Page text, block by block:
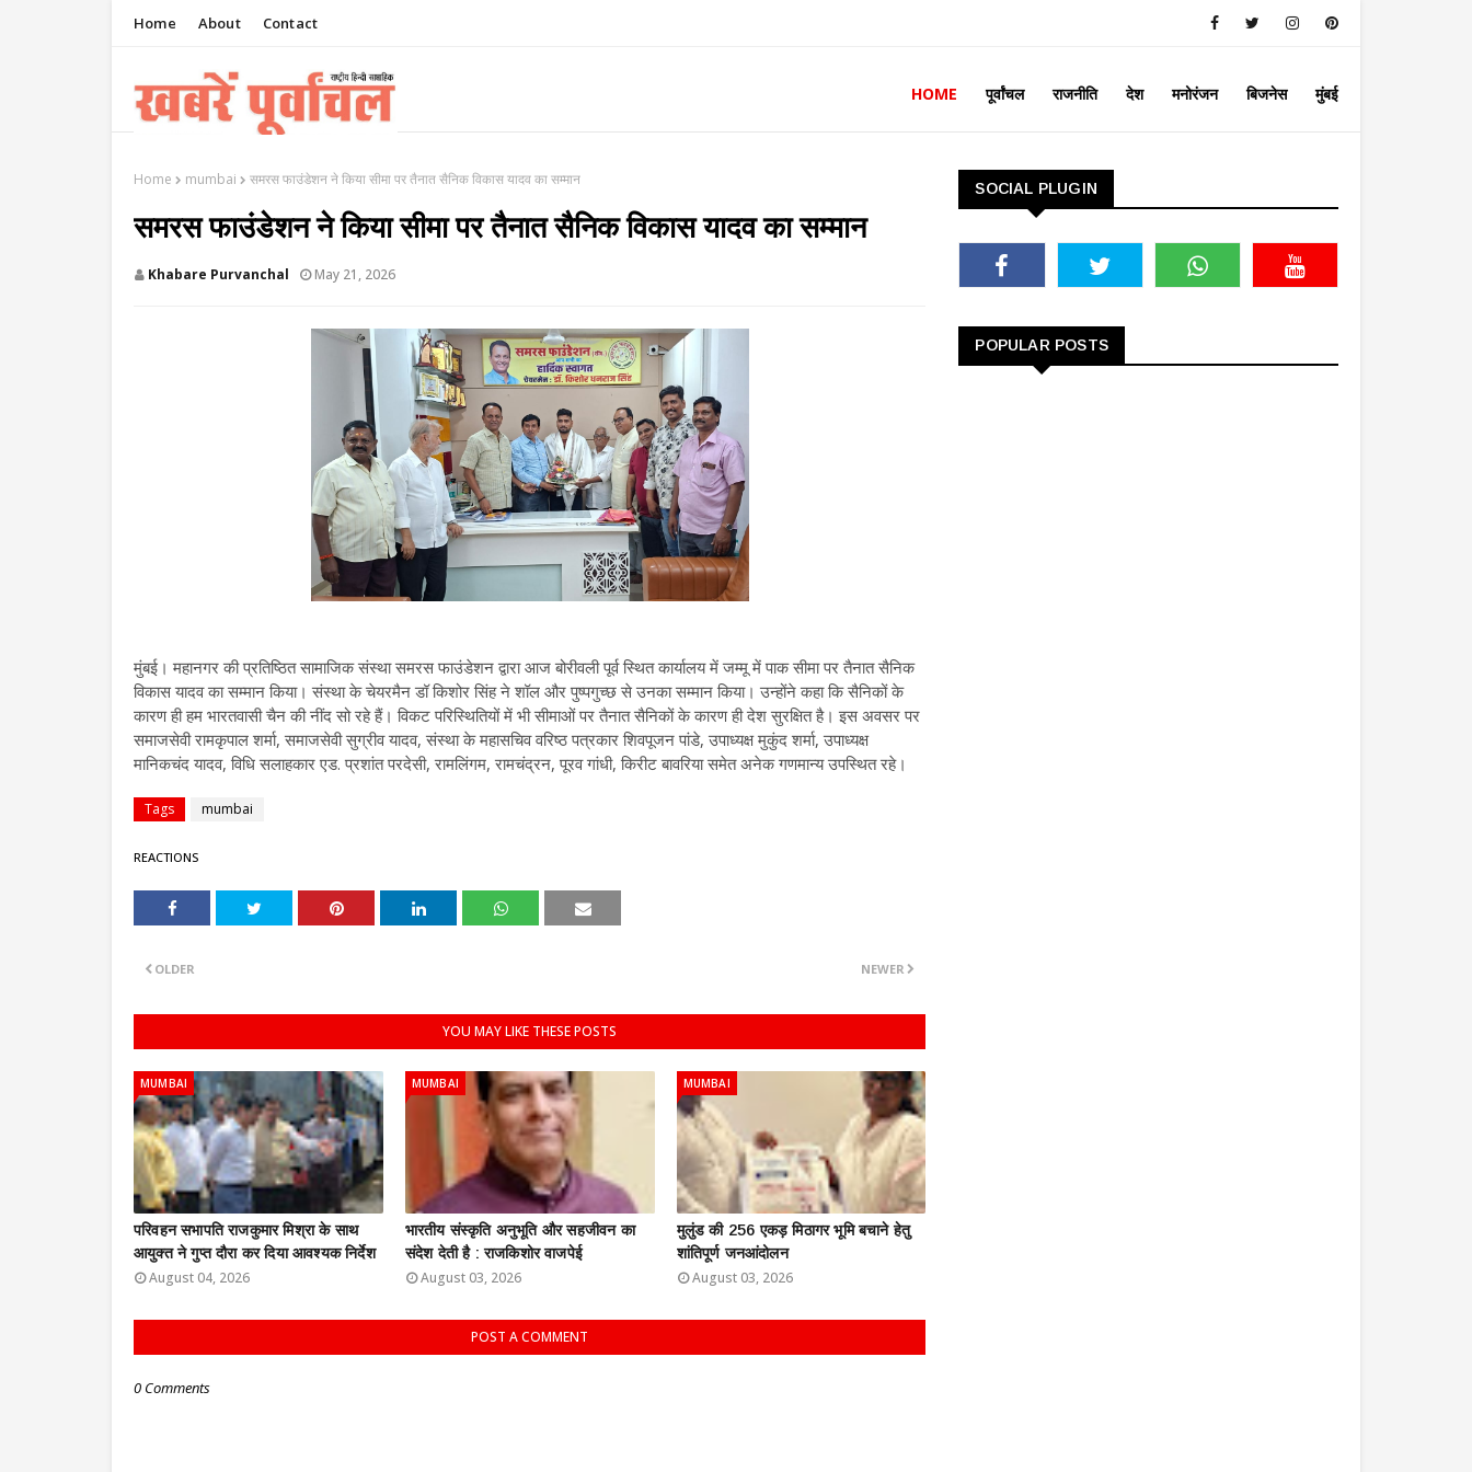
Home About Contact
HOME पूर्वांचल राजनीति देश मनोरंजन बिजनेस मुंबई
Home mumbai समरस फाउंडेशन ने किया सीमा पर तैनात सैनिक विकास यादव का सम्मान
समरस फाउंडेशन ने किया सीमा पर तैनात सैनिक विकास यादव का सम्मान
Khabare Purvanchal May 21, 2026
मुंबई। महानगर की प्रतिष्ठित सामाजिक संस्था समरस फाउंडेशन द्वारा आज बोरीवली पूर्व स्थित कार्यालय में जम्मू में पाक सीमा पर तैनात सैनिक
विकास यादव का सम्मान किया। संस्था के चेयरमैन डॉ किशोर सिंह ने शॉल और पुष्पगुच्छ से उनका सम्मान किया। उन्होंने कहा कि सैनिकों के
कारण ही हम भारतवासी चैन की नींद सो रहे हैं। विकट परिस्थितियों में भी सीमाओं पर तैनात सैनिकों के कारण ही देश सुरक्षित है। इस अवसर पर
समाजसेवी रामकृपाल शर्मा, समाजसेवी सुग्रीव यादव, संस्था के महासचिव वरिष्ठ पत्रकार शिवपूजन पांडे, उपाध्यक्ष मुकुंद शर्मा, उपाध्यक्ष
मानिकचंद यादव, विधि सलाहकार एड. प्रशांत परदेसी, रामलिंगम, रामचंद्रन, पूरव गांधी, किरीट बावरिया समेत अनेक गणमान्य उपस्थित रहे।
Tags mumbai
REACTIONS
NEWER
OLDER
YOU MAY LIKE THESE POSTS
MUMBAI
परिवहन सभापति राजकुमार मिश्रा के साथ
आयुक्त ने गुप्त दौरा कर दिया आवश्यक निर्देश
August 04, 2026
MUMBAI
भारतीय संस्कृति अनुभूति और सहजीवन का
संदेश देती है : राजकिशोर वाजपेई
August 03, 2026
MUMBAI
मुलुंड की 256 एकड़ मिठागर भूमि बचाने हेतु
शांतिपूर्ण जनआंदोलन
August 03, 2026
POST A COMMENT
0 Comments
SOCIAL PLUGIN
POPULAR POSTS